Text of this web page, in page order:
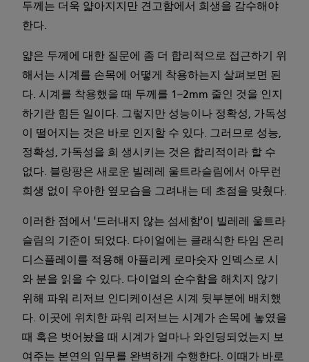
두께는 더욱 얇아지지만 견고함에서 희생을 감수해야
한다.
얇은 두께에 대한 질문에 좀 더 합리적으로 접근하기 위
해서는 시계를 손목에 어떻게 착용하는지 살펴보면 된
다. 시계를 착용했을 때 두께를 1~2mm 줄인 것을 인지
하기란 힘든 일이다. 그렇지만 성능이나 정확성, 가독성
이 떨어지는 것은 바로 인지할 수 있다. 그러므로 성능,
정확성, 가독성을 희 생시키는 것은 합리적이라 할 수
없다. 블랑팡은 새로운 빌레레 울트라슬림에서 아무런
희생 없이 우아한 옆모습을 그려내는 데 초점을 맞췄다.
이러한 점에서 '드러내지 않는 섬세함'이 빌레레 울트라
슬림의 기준이 되었다. 다이얼에는 클래식한 타임 온리
디스플레이를 적용해 아플리케 로마숫자 인덱스로 시
와 분을 읽을 수 있다. 다이얼의 순수함을 해치지 않기
위해 파워 리저브 인디케이션은 시계 뒷부분에 배치했
다. 이곳에 위치한 파워 리저브는 시계가 손목에 놓였을
때 혹은 벗어놨을 때 시계가 얼마나 와인딩되었는지 보
여주는 본연의 임무를 완벽하게 수행한다. 이때가 바로